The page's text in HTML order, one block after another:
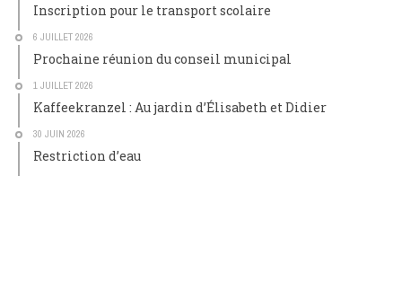
Inscription pour le transport scolaire
6 JUILLET 2026
Prochaine réunion du conseil municipal
1 JUILLET 2026
Kaffeekranzel : Au jardin d’Élisabeth et Didier
30 JUIN 2026
Restriction d’eau